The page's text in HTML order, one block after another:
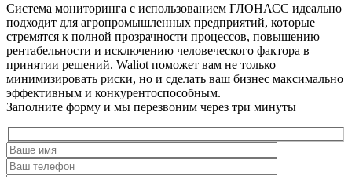
Система мониторинга с использованием ГЛОНАСС идеально
подходит для агропромышленных предприятий, которые
стремятся к полной прозрачности процессов, повышению
рентабельности и исключению человеческого фактора в
принятии решений. Waliot поможет вам не только
минимизировать риски, но и сделать ваш бизнес максимально
эффективным и конкурентоспособным.
Заполните форму и мы перезвоним через три минуты